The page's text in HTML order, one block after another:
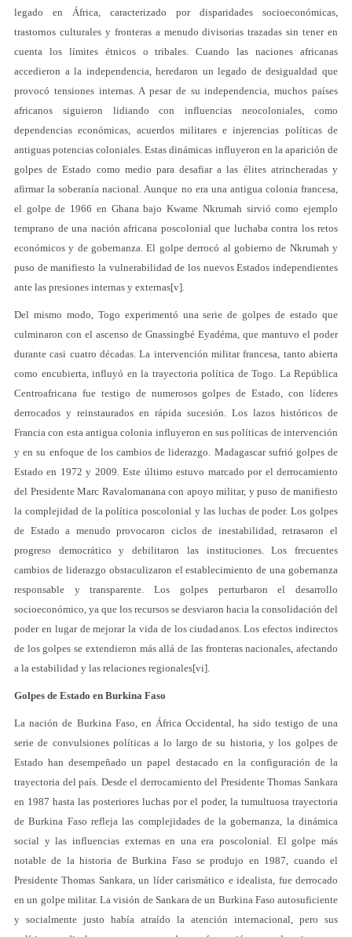
legado en África, caracterizado por disparidades socioeconómicas,
trastornos culturales y fronteras a menudo divisorias trazadas sin tener en
cuenta los límites étnicos o tribales. Cuando las naciones africanas
accedieron a la independencia, heredaron un legado de desigualdad que
provocó tensiones internas. A pesar de su independencia, muchos países
africanos siguieron lidiando con influencias neocoloniales, como
dependencias económicas, acuerdos militares e injerencias políticas de
antiguas potencias coloniales. Estas dinámicas influyeron en la aparición de
golpes de Estado como medio para desafiar a las élites atrincheradas y
afirmar la soberanía nacional. Aunque no era una antigua colonia francesa,
el golpe de 1966 en Ghana bajo Kwame Nkrumah sirvió como ejemplo
temprano de una nación africana poscolonial que luchaba contra los retos
económicos y de gobernanza. El golpe derrocó al gobierno de Nkrumah y
puso de manifiesto la vulnerabilidad de los nuevos Estados independientes
ante las presiones internas y externas[v].
Del mismo modo, Togo experimentó una serie de golpes de estado que
culminaron con el ascenso de Gnassingbé Eyadéma, que mantuvo el poder
durante casi cuatro décadas. La intervención militar francesa, tanto abierta
como encubierta, influyó en la trayectoria política de Togo. La República
Centroafricana fue testigo de numerosos golpes de Estado, con líderes
derrocados y reinstaurados en rápida sucesión. Los lazos históricos de
Francia con esta antigua colonia influyeron en sus políticas de intervención
y en su enfoque de los cambios de liderazgo. Madagascar sufrió golpes de
Estado en 1972 y 2009. Este último estuvo marcado por el derrocamiento
del Presidente Marc Ravalomanana con apoyo militar, y puso de manifiesto
la complejidad de la política poscolonial y las luchas de poder. Los golpes
de Estado a menudo provocaron ciclos de inestabilidad, retrasaron el
progreso democrático y debilitaron las instituciones. Los frecuentes
cambios de liderazgo obstaculizaron el establecimiento de una gobernanza
responsable y transparente. Los golpes perturbaron el desarrollo
socioeconómico, ya que los recursos se desviaron hacia la consolidación del
poder en lugar de mejorar la vida de los ciudadanos. Los efectos indirectos
de los golpes se extendieron más allá de las fronteras nacionales, afectando
a la estabilidad y las relaciones regionales[vi].
Golpes de Estado en Burkina Faso
La nación de Burkina Faso, en África Occidental, ha sido testigo de una
serie de convulsiones políticas a lo largo de su historia, y los golpes de
Estado han desempeñado un papel destacado en la configuración de la
trayectoria del país. Desde el derrocamiento del Presidente Thomas Sankara
en 1987 hasta las posteriores luchas por el poder, la tumultuosa trayectoria
de Burkina Faso refleja las complejidades de la gobernanza, la dinámica
social y las influencias externas en una era poscolonial. El golpe más
notable de la historia de Burkina Faso se produjo en 1987, cuando el
Presidente Thomas Sankara, un líder carismático e idealista, fue derrocado
en un golpe militar. La visión de Sankara de un Burkina Faso autosuficiente
y socialmente justo había atraído la atención internacional, pero sus